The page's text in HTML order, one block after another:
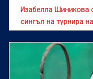
Изабелла Шиникова
сингъл на турнира
(Испания) с